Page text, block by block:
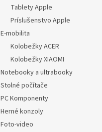
Tablety Apple
Príslušenstvo Apple
E-mobilita
Kolobežky ACER
Kolobežky XIAOMI
Notebooky a ultrabooky
Stolné počítače
PC Komponenty
Herné konzoly
Foto-video